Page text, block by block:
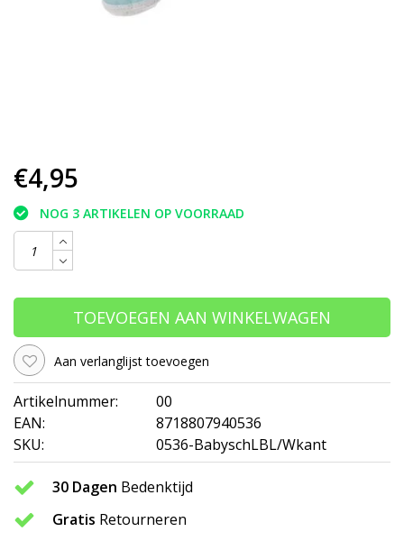
€4,95
NOG 3 ARTIKELEN OP VOORRAAD
TOEVOEGEN AAN WINKELWAGEN
Aan verlanglijst toevoegen
Artikelnummer:
00
EAN:
8718807940536
SKU:
0536-BabyschLBL/Wkant
30 Dagen Bedenktijd
Gratis Retourneren